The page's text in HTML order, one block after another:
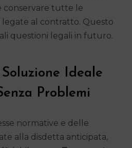
conservare tutte le
al contratto. Questo
questioni legali in futuro.
Ideale
Problemi
normative e delle
alla disdetta anticipata,